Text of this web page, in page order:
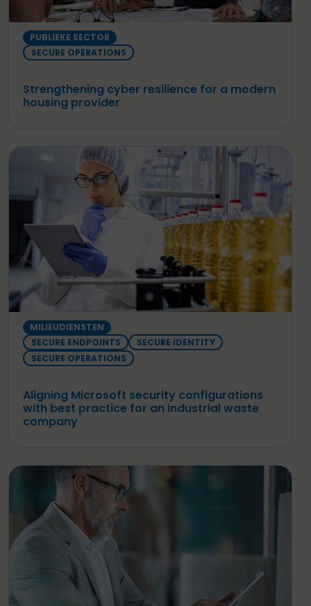
PUBLIEKE SECTOR
SECURE OPERATIONS
Strengthening cyber resilience for a modern
housing provider
MILIEUDIENSTEN
SECURE ENDPOINTS
SECURE IDENTITY
SECURE OPERATIONS
Aligning Microsoft security configurations
with best practice for an industrial waste
company